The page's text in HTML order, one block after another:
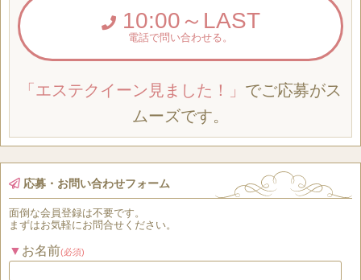
10:00～LAST
電話で問い合わせる。
「エステクイーン見ました！」 でご応募がス
ムーズです。
応募・お問い合わせフォーム
面倒な会員登録は不要です。
まずはお気軽にお問合せください。
お名前(必須)